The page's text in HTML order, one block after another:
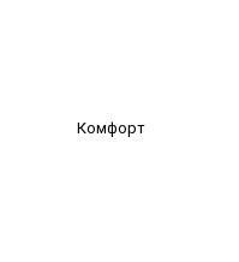
Комфорт